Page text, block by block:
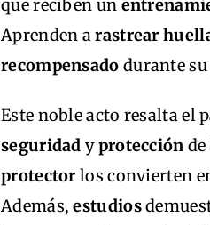
que reciben un
Aprenden arastrear
recompensado durante
Este noble acto resalta el
seguridad yprotección
protector los convierten
Además,estudios